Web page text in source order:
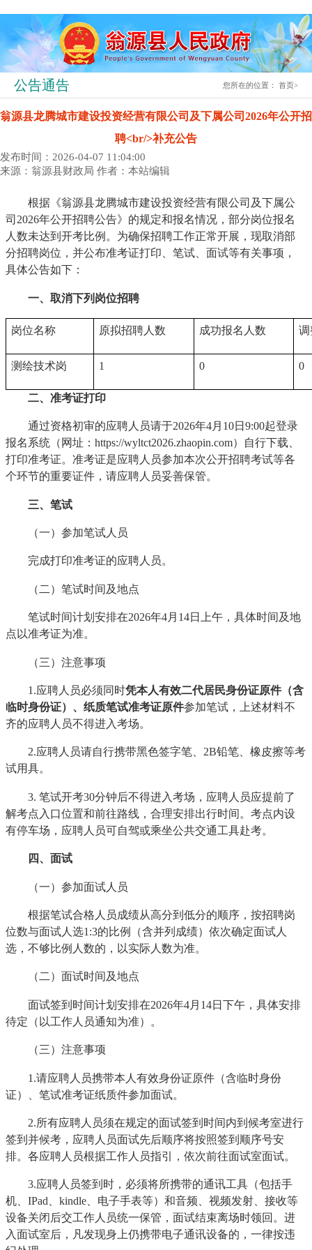
公告通告 您所在的位置：首页>
翁源县龙腾城市建设投资经营有限公司及下属公司2026年公开招
聘<br/>补充公告
发布时间：2026-04-07 11:04:00
来源：翁源县财政局 作者：本站编辑
根据《翁源县龙腾城市建设投资经营有限公司及下属公
司2026年公开招聘公告》的规定和报名情况，部分岗位报名
人数未达到开考比例。为确保招聘工作正常开展，现取消部
分招聘岗位，并公布准考证打印、笔试、面试等有关事项，
具体公告如下：
一、取消下列岗位招聘
岗位名称 原拟招聘人数 成功报名人数
测绘技术岗 1 0 0
二、准考证打印
通过资格初审的应聘人员请于2026年4月10日9:00起登录
报名系统（网址：https://wyltct2026.zhaopin.com）自行下载、
打印准考证。准考证是应聘人员参加本次公开招聘考试等各
个环节的重要证件，请应聘人员妥善保管。
三、笔试
（一）参加笔试人员
完成打印准考证的应聘人员。
（二）笔试时间及地点
笔试时间计划安排在2026年4月14日上午，具体时间及地
点以准考证为准。
（三）注意事项
1.应聘人员必须同时凭本人有效二代居民身份证原件（含
临时身份证）、纸质笔试准考证原件参加笔试，上述材料不
齐的应聘人员不得进入考场。
2.应聘人员请自行携带黑色签字笔、2B铅笔、橡皮擦等考
试用具。
3. 笔试开考30分钟后不得进入考场，应聘人员应提前了
解考点入口位置和前往路线，合理安排出行时间。考点内设
有停车场，应聘人员可自驾或乘坐公共交通工具赴考。
四、面试
（一）参加面试人员
根据笔试合格人员成绩从高分到低分的顺序，按招聘岗
位数与面试人选1:3的比例（含并列成绩）依次确定面试人
选，不够比例人数的，以实际人数为准。
（二）面试时间及地点
面试签到时间计划安排在2026年4月14日下午，具体安排
待定（以工作人员通知为准）。
（三）注意事项
1.请应聘人员携带本人有效身份证原件（含临时身份
证）、笔试准考证纸质件参加面试。
2.所有应聘人员须在规定的面试签到时间内到候考室进行
签到并候考，应聘人员面试先后顺序将按照签到顺序号安
排。各应聘人员根据工作人员指引，依次前往面试室面试。
3.应聘人员签到时，必须将所携带的通讯工具（包括手
机、IPad、kindle、电子手表等）和音频、视频发射、接收等
设备关闭后交工作人员统一保管，面试结束离场时领回。进
入面试室后，凡发现身上仍携带电子通讯设备的，一律按违